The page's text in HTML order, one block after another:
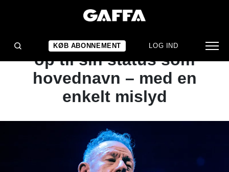
KØB ABONNEMENT LOG IND
KONCERTANMELDELSE
Countrylegenden levede
op til sin status som
hovednavn – med en
enkelt mislyd